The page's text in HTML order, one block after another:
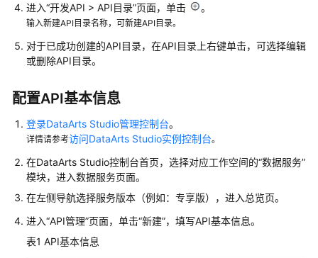
使
用
流
程
购
并
配
DataArts
授
权
进入“开发API > API目录”页面，单击 。
输入新建API目录名称，可新建API目录。
对于已成功创建的API目录，在API目录上右键单击，可选择编辑
或删除API目录。
配置API基本信息
登录DataArts Studio管理控制台。
详情请参考访问DataArts Studio实例控制台。
在DataArts Studio控制台首页，选择对应工作空间的“数据服务”
模块，进入数据服务页面。
在左侧导航选择服务版本（例如：专享版），进入总览页。
进入“API管理”页面，单击“新建”，填写API基本信息。
表1 API基本信息